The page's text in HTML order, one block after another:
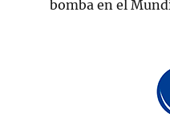
bomba en el